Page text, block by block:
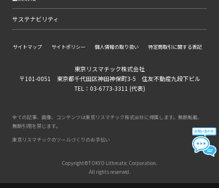
サステナビリティ
サイトマップ サイトポリシー 個人情報の取り扱い 特定商取引に関する表記
東京リスマチック株式会社
〒101-0051 東京都千代田区神田神保町3-5 住友不動産九段下ビル
TEL：03-6773-3311 (代表)
全ての記事、画像、コンテンツは東京リスマチック株式会社に帰属します。無断転載、
無断引用を禁じます。
東京リスマチックのツールづくりのお手伝い
Copyright©TOKYO Lithmatic Corporation.
All rights reserved.